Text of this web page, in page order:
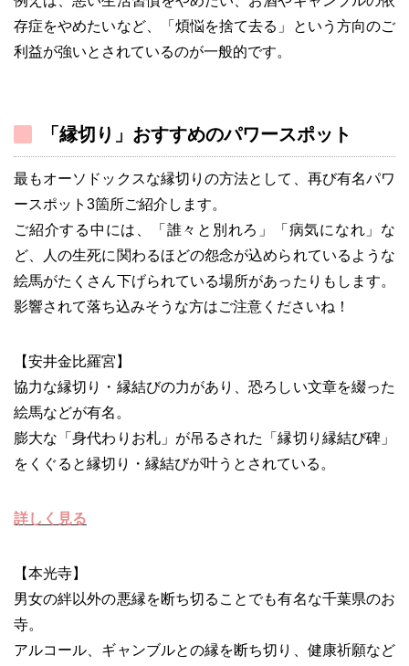
存症をやめたいなど、「煩悩を捨て去る」という方向のご
利益が強いとされているのが一般的です。
「縁切り」おすすめのパワースポット
最もオーソドックスな縁切りの方法として、再び有名パワ
ースポット3箇所ご紹介します。
ご紹介する中には、「誰々と別れろ」「病気になれ」な
ど、人の生死に関わるほどの怨念が込められているような
絵馬がたくさん下げられている場所があったりもします。
影響されて落ち込みそうな方はご注意くださいね！
【安井金比羅宮】
協力な縁切り・縁結びの力があり、恐ろしい文章を綴った
絵馬などが有名。
膨大な「身代わりお札」が吊るされた「縁切り縁結び碑」
をくぐると縁切り・縁結びが叶うとされている。
詳しく見る
【本光寺】
男女の絆以外の悪縁を断ち切ることでも有名な千葉県のお
寺。
アルコール、ギャンブルとの縁を断ち切り、健康祈願など